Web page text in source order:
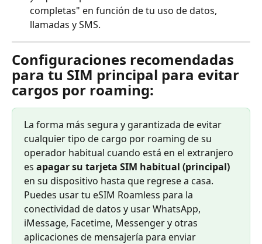
completas" en función de tu uso de datos,
llamadas y SMS.
Configuraciones recomendadas
para tu SIM principal para evitar
cargos por roaming:
La forma más segura y garantizada de evitar
cualquier tipo de cargo por roaming de su
operador habitual cuando está en el extranjero
es apagar su tarjeta SIM habitual (principal)
en su dispositivo hasta que regrese a casa.
Puedes usar tu eSIM Roamless para la
conectividad de datos y usar WhatsApp,
iMessage, Facetime, Messenger y otras
aplicaciones de mensajería para enviar